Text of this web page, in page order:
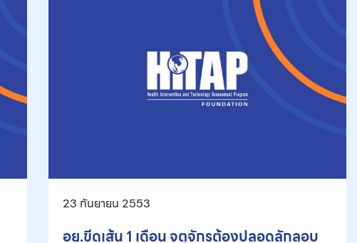
23 กันยายน 2553
อย.ขีดเส้น 1 เดือน จตุจักรต้องปลอดลักลอบ